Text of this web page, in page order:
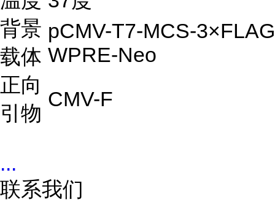
背景
载体
pCMV-T7-MCS-
WPRE-Neo
正向
引物
CMV-F
...
联系我们